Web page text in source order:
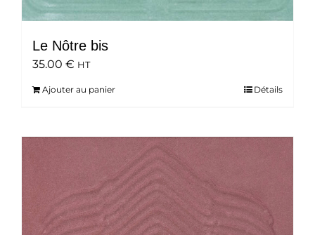
Le Nôtre bis
35.00 € HT
Ajouter au panier Détails